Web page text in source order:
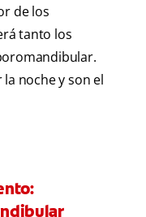
de los
tanto los
noche y son el